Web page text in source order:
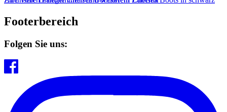
Footerbereich
Folgen Sie uns: